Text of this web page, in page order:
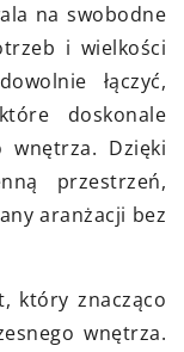
na swobodne
i wielkości
łączyć,
doskonale
wnętrza. Dzięki
przestrzeń,
aranżacji bez
który znacząco
wnętrza.